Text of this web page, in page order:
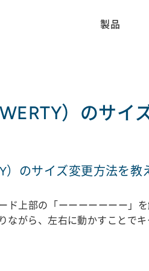
製品
）のサイ
のサイズ変更方法を教
ド上部の「ーーーーーーー」
がら、左右に動かすことで